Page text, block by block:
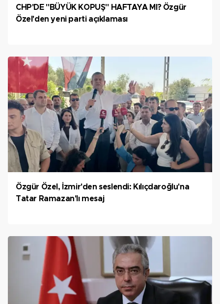
CHP'DE "BÜYÜK KOPUŞ" HAFTAYA MI? Özgür
Özel'den yeni parti açıklaması
Özgür Özel, İzmir'den seslendi: Kılıçdaroğlu'na
Tatar Ramazan'lı mesaj